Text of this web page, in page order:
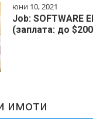
юни 10, 2021
Job: SOFTWARE
(заплата: до
имоти